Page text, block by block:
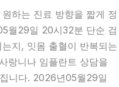
하는 진료 방향을 짧게 정
월29일 20시32분 단순 검
지, 잇몸 출혈이 반복되는
랑니나 임플란트 상담을
니다. 2026년05월29일